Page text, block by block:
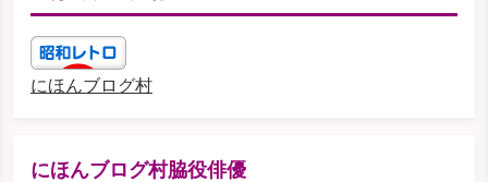
にほんブログ村
にほんブログ村脇役俳優